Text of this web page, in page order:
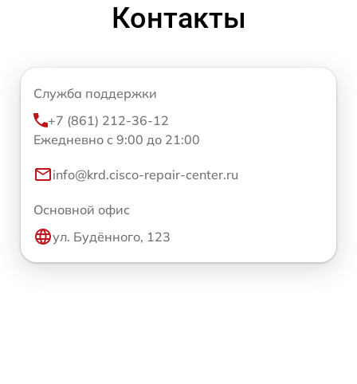
Контакты
Служба поддержки
+7 (861) 212-36-12
Ежедневно с 9:00 до 21:00
info@krd.cisco-repair-center.ru
Основной офис
ул. Будённого, 123